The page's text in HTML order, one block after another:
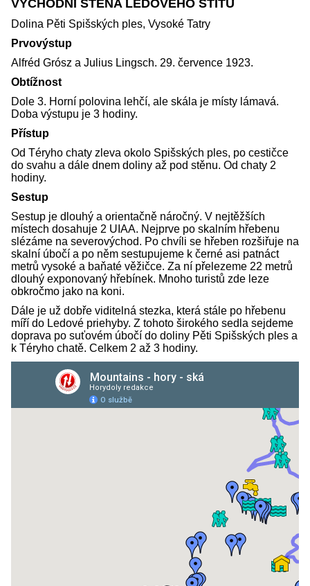
VÝCHODNÍ STĚNA LEDOVÉHO ŠTÍTU
Dolina Pěti Spišských ples, Vysoké Tatry
Prvovýstup
Alfréd Grósz a Julius Lingsch. 29. července 1923.
Obtížnost
Dole 3. Horní polovina lehčí, ale skála je místy lámavá.
Doba výstupu je 3 hodiny.
Přístup
Od Téryho chaty zleva okolo Spišských ples, po cestičce
do svahu a dále dnem doliny až pod stěnu. Od chaty 2
hodiny.
Sestup
Sestup je dlouhý a orientačně náročný. V nejtěžších
místech dosahuje 2 UIAA. Nejprve po skalním hřebenu
slézáme na severovýchod. Po chvíli se hřeben rozšiřuje na
skalní úbočí a po něm sestupujeme k černé asi patnáct
metrů vysoké a baňaté věžičce. Za ní přelezeme 22 metrů
dlouhý exponovaný hřebínek. Mnoho turistů zde leze
obkročmo jako na koni.
Dále je už dobře viditelná stezka, která stále po hřebenu
míří do Ledové priehyby. Z tohoto širokého sedla sejdeme
doprava po suťovém úbočí do doliny Pěti Spišských ples a
k Téryho chatě. Celkem 2 až 3 hodiny.